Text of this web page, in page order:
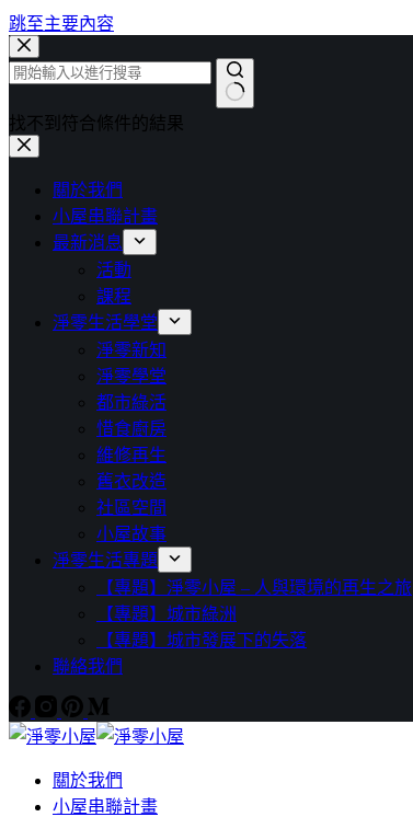
跳至主要內容
找不到符合條件的結果
關於我們
小屋串聯計畫
最新消息
活動
課程
淨零生活學堂
淨零新知
淨零學堂
都市綠活
惜食廚房
維修再生
舊衣改造
社區空間
小屋故事
淨零生活專題
【專題】淨零小屋 – 人與環境的再生之旅
【專題】城市綠洲
【專題】城市發展下的失落
聯絡我們
關於我們
小屋串聯計畫